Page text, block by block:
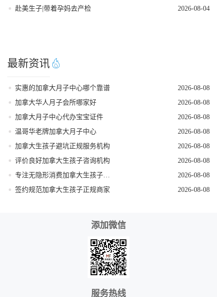
赴美生子|带着孕妈去产检
2026-08-04
最新资讯
实惠的加拿大月子中心哪个靠谱
2026-08-08
加拿大华人月子会所哪家好
2026-08-08
加拿大月子中心代办宝宝证件
2026-08-08
温哥华老牌加拿大月子中心
2026-08-08
加拿大生孩子避坑正规服务机构
2026-08-08
评价良好加拿大生孩子咨询机构
2026-08-08
2026-08-08
签约规范加拿大生孩子正规商家
2026-08-08
添加微信
服务热线